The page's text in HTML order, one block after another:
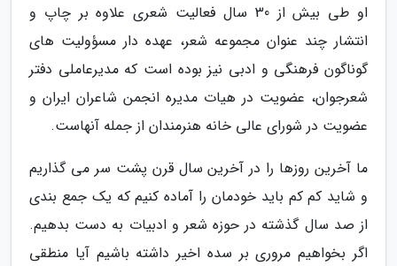
او طی بیش از 30 سال فعالیت شعری علاوه بر چاپ و
انتشار چند عنوان مجموعه شعر، عهده دار مسؤولیت های
گوناگون فرهنگی و ادبی نیز بوده است که مدیرعاملی دفتر
شعرجوان، عضویت در هیات مدیره انجمن شاعران ایران و
عضویت در شورای عالی خانه هنرمندان از جمله آنهاست.
ما آخرین روزها را در آخرین سال قرن پشت سر می گذاریم
و شاید کم کم باید خودمان را آماده کنیم که یک جمع بندی
از صد سال گذشته در حوزه شعر و ادبیات به دست بدهیم.
اگر بخواهیم مروری بر سده اخیر داشته باشیم آیا منطقی